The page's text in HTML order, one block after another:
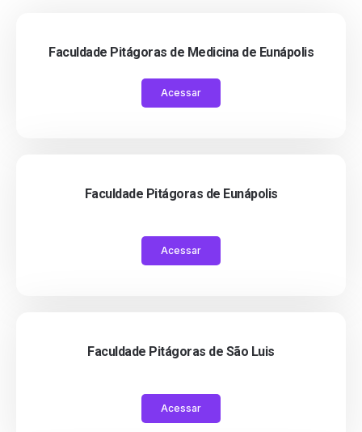
Faculdade Pitágoras de Medicina de Eunápolis
Acessar
Faculdade Pitágoras de Eunápolis
Acessar
Faculdade Pitágoras de São Luis
Acessar